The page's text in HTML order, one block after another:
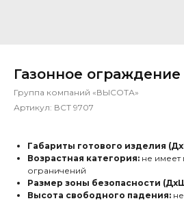
Газонное ограждение
Группа компаний «ВЫСОТА»
Артикул: ВСТ 9707
Габариты готового изделия
Возрастная категория: не имеет
ограничений
Размер зоны безопасности
Высота свободного падения: